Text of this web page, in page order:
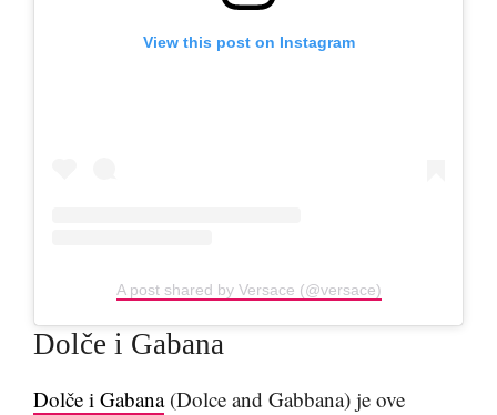
View this post on Instagram
A post shared by Versace (@versace)
Dolče i Gabana
Dolče i Gabana(Dolce and Gabbana) je ove